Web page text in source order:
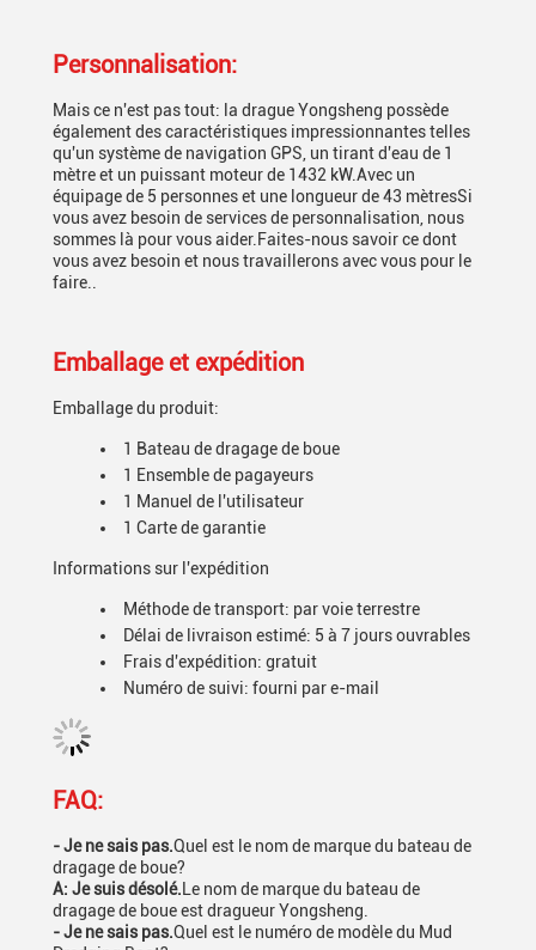
Personnalisation:
Mais ce n'est pas tout: la drague Yongsheng possède
également des caractéristiques impressionnantes telles
qu'un système de navigation GPS, un tirant d'eau de 1
mètre et un puissant moteur de 1432 kW.Avec un
équipage de 5 personnes et une longueur de 43 mètresSi
vous avez besoin de services de personnalisation, nous
sommes là pour vous aider.Faites-nous savoir ce dont
vous avez besoin et nous travaillerons avec vous pour le
faire..
Emballage et expédition
Emballage du produit:
1 Bateau de dragage de boue
1 Ensemble de pagayeurs
1 Manuel de l'utilisateur
1 Carte de garantie
Informations sur l'expédition
Méthode de transport: par voie terrestre
Délai de livraison estimé: 5 à 7 jours ouvrables
Frais d'expédition: gratuit
Numéro de suivi: fourni par e-mail
FAQ:
- Je ne sais pas.Quel est le nom de marque du bateau de
dragage de boue?
A: Je suis désolé. Le nom de marque du bateau de
dragage de boue est dragueur Yongsheng.
- Je ne sais pas.Quel est le numéro de modèle du Mud